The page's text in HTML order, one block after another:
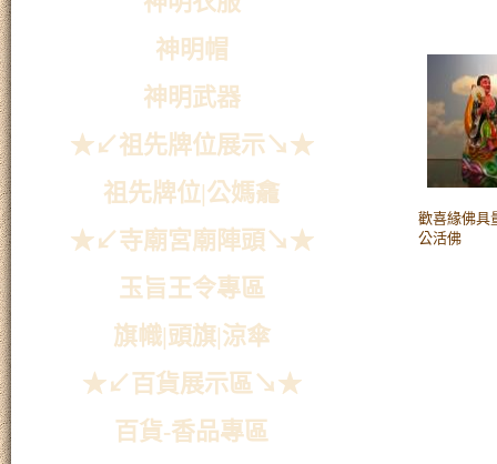
神明帽
神明武器
★↙祖先牌位展示↘★
祖先牌位|公媽龕
★↙寺廟宮廟陣頭↘★
玉旨王令專區
旗幟|頭旗|涼傘
★↙百貨展示區↘★
百貨-香品專區
歡喜緣佛具
公活佛